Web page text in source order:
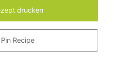
drucken
Pin Recipe